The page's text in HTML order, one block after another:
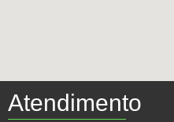
Atendimento